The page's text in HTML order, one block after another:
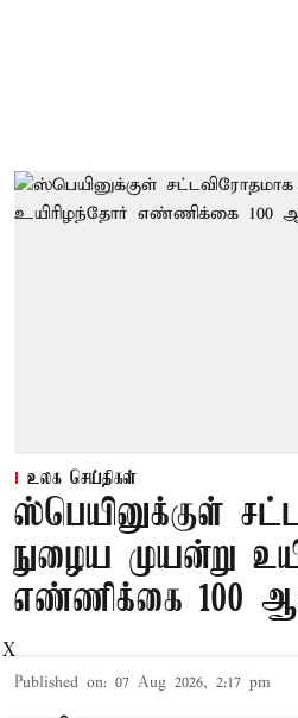
உலக செய்திகள்
ஸ்பெயினுக்குள்
நுழைய முயன்று
எண்ணிக்கை 100
Published on: 07 Aug 2026, 2:17 pm
X